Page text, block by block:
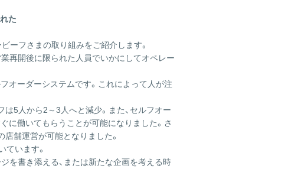
た
ーフさまの取り組みをご紹介します。
再開後に限られた人員でいかにしてオペレー
オーダーシステムです。これによって人が注
5人から2～3人へと減少。また、セルフオー
に働いてもらうことが可能になりました。さ
舗運営が可能となりました。
ています。
を書き添える、または新たな企画を考える時